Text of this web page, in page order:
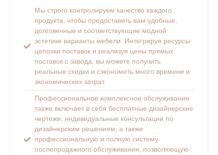
Мы строго контролируем качество каждого
продукта, чтобы предоставить вам удобные,
долговечные и соответствующие модной
эстетике варианты мебели. Интегрируя ресурсы
цепочки поставок и реализуя цены прямых
поставок с завода, вы можете получить
реальные скидки и сэкономить много времени и
экономических затрат.
Профессиональное комплексное обслуживание
также включает в себя бесплатные дизайнерские
чертежи, индивидуальные консультации по
дизайнерским решениям, а также
профессиональную и полную систему
послепродажного обслуживания, позволяющую